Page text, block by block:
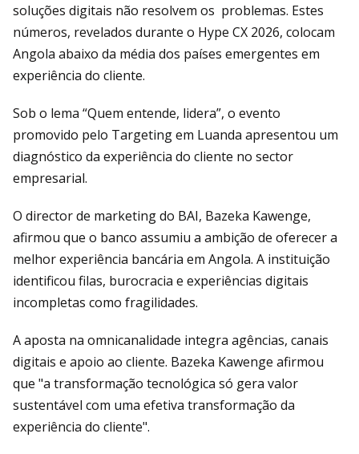
soluções digitais não resolvem os problemas. Estes
números, revelados durante o Hype CX 2026, colocam
Angola abaixo da média dos países emergentes em
experiência do cliente.
Sob o lema “Quem entende, lidera”, o evento
promovido pelo Targeting em Luanda apresentou um
diagnóstico da experiência do cliente no sector
empresarial.
O director de marketing do BAI, Bazeka Kawenge,
afirmou que o banco assumiu a ambição de oferecer a
melhor experiência bancária em Angola. A instituição
identificou filas, burocracia e experiências digitais
incompletas como fragilidades.
A aposta na omnicanalidade integra agências, canais
digitais e apoio ao cliente. Bazeka Kawenge afirmou
que "a transformação tecnológica só gera valor
sustentável com uma efetiva transformação da
experiência do cliente".